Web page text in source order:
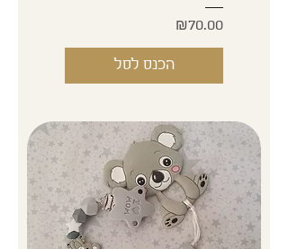
Price
₪70.00
הכנס לסל